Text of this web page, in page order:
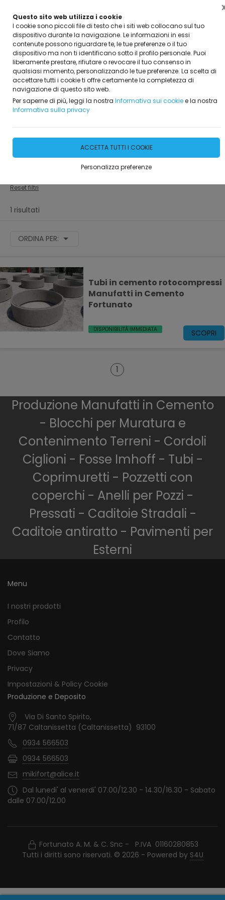
Questo sito web utilizza i cookie
I cookie sono piccoli file di testo che i siti web collocano sul tuo
dispositivo durante la navigazione. Le informazioni in essi
contenute possono riguardare te, le tue preferenze o il tuo
dispositivo ma non ti identificano sotto il profilo personale. Puoi
liberamente prestare, rifiutare o revocare il tuo consenso in
qualsiasi momento, personalizzando le tue preferenze. La scelta di
accettare tutti i cookie ti offre certamente la completezza di
navigazione di questo sito web.
Per saperne di più, leggi la nostra Informativa sui cookiee la nostra
Informativa sulla privacy
ACCETTA TUTTI I COOKIE
Personalizza preferenze
Home I nostri prodotti Tubi in cemento
FILTRA
Filtri attivi:
Reset filtri
1 risultati
ORDINA PER:
Tubi in cemento rotocompressi
Manufatti in Cemento
Fortunato
DISPONIBILITÀ IMMEDIATA SCOPRI
1
Produzione Manufatti in Cemento
- Blocchi per Muratura e
Contenimento Terreni - Cordoli
Ciglioni - Fosse Imhoff - Tubi -
Coprimuretti - Pozzetti con
coperchi - Anelli per Pozzi -
Pressati - Caditoie Stradali -
Caditoie antiratto - Pavimenti per
Esterni
Menu
I nostri prodotti
Profilo
Contatto
Dove Siamo
Privacy
Impostazioni & Policy Cookie
Produzione e Deposito
Via Di Santo Spirito,
71/87 Caltanissetta (Caltanissetta) 93100
0934 566503
0934 566503
mikifort@alice.it
Dal lunedi' al venerdi' 07.00/12.30 - 14.30/16.30 - Sabato
dalle 07.00/12.00
Fortunato A. M. & C. Snc - P.IVA 01160280853
Tutti i diritti sono riservati. © 2026 - Powered by S4U